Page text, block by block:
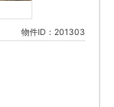
物件ID：201303